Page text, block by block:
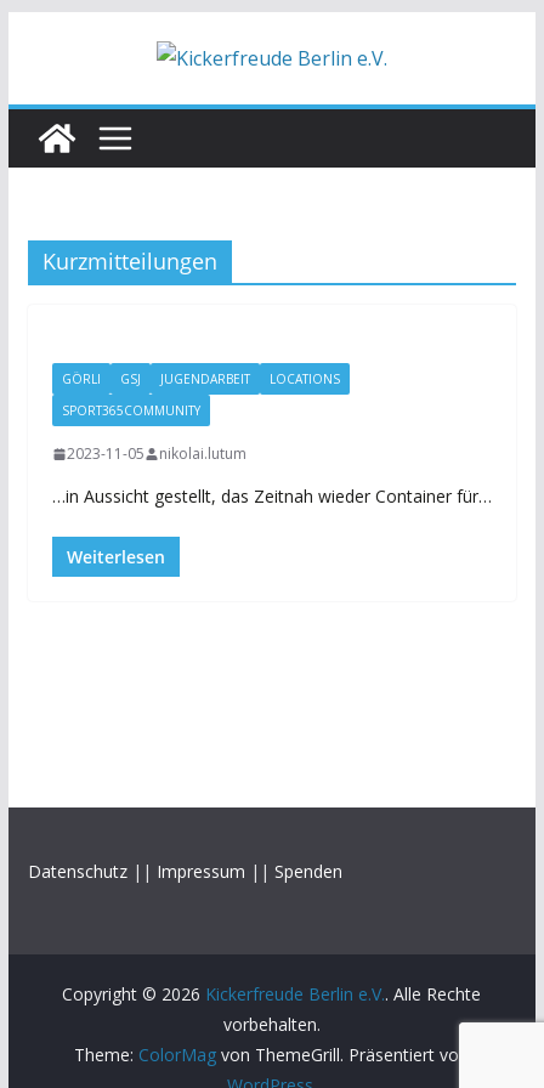
Kurzmitteilungen
GÖRLI GSJ JUGENDARBEIT
LOCATIONS
SPORT365COMMUNITY
2023-11-05 nikolai.lutum
…in Aussicht gestellt, das Zeitnah wieder Container für…
Weiterlesen
Datenschutz|| Impressum || Spenden
Copyright © 2026 Kickerfreude Berlin e.V.. Alle Rechte
vorbehalten.
Theme: ColorMag von ThemeGrill. Präsentiert von